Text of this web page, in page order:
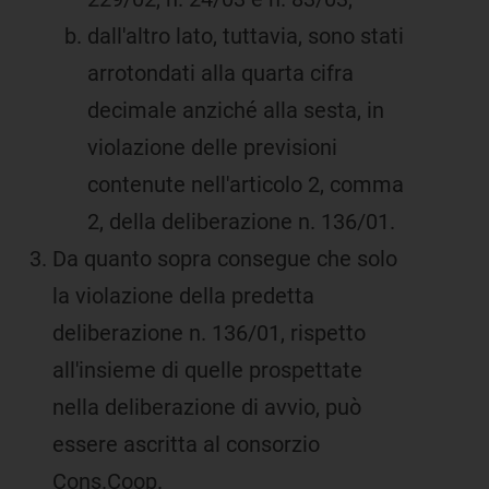
dall'altro lato, tuttavia, sono stati
arrotondati alla quarta cifra
decimale anziché alla sesta, in
violazione delle previsioni
contenute nell'articolo 2, comma
2, della deliberazione n. 136/01.
Da quanto sopra consegue che solo
la violazione della predetta
deliberazione n. 136/01, rispetto
all'insieme di quelle prospettate
nella deliberazione di avvio, può
essere ascritta al consorzio
Cons.Coop.